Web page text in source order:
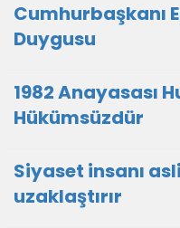
Cumhurbaşkanı
Duygusu
1982 Anayasası
Hükümsüzdür
Siyaset insanı
uzaklaştırır